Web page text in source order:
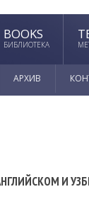
BOOKS
БИБЛИОТЕКА
АРХИВ
И